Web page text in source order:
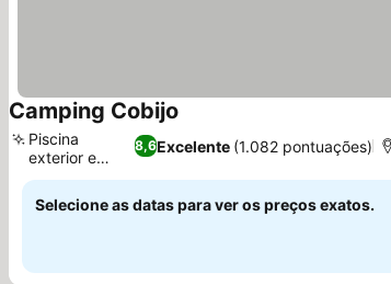
Camping Cobijo
8,6Excelente (1.082 pontuações)
Piscina
exterior e
solário
Selecione as datas para ver os preços exatos.